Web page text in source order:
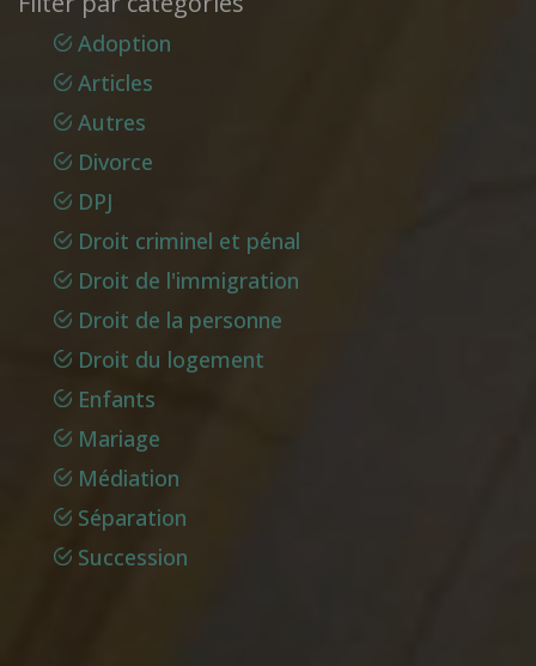
Adoption
Articles
Autres
Divorce
DPJ
Droit criminel et pénal
Droit de l'immigration
Droit de la personne
Droit du logement
Enfants
Mariage
Médiation
Séparation
Succession